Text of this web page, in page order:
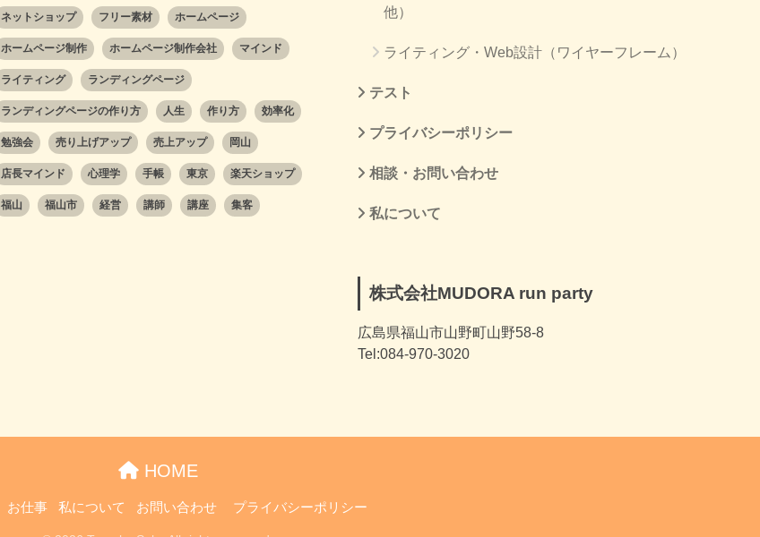
ネットショップ フリー素材 ホームページ
ホームページ制作 ホームページ制作会社 マインド
ライティング ランディングページ
ランディングページの作り方 人生 作り方 効率化
勉強会 売り上げアップ 売上アップ 岡山
店長マインド 心理学 手帳 東京 楽天ショップ
福山 福山市 経営 講師 講座 集客
他）
ライティング・Web設計（ワイヤーフレーム）
テスト
プライバシーポリシー
相談・お問い合わせ
私について
株式会社MUDORA run party
広島県福山市山野町山野58-8
Tel:084-970-3020
HOME
お仕事 私について お問い合わせ プライバシーポリシー